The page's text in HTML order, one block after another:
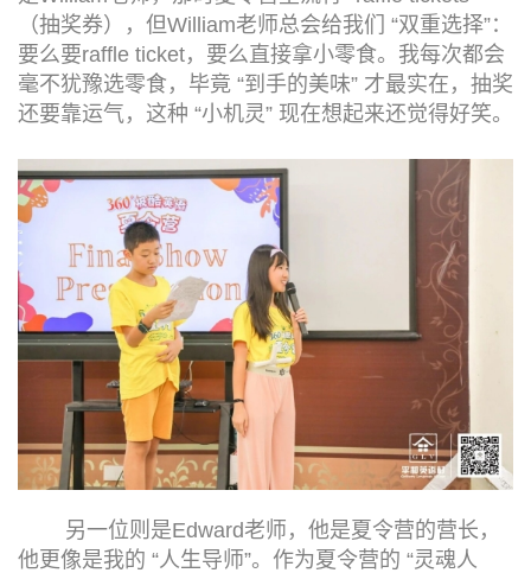
（抽奖券），但William老师总会给我们 “双重选择”：
要么要raffle ticket，要么直接拿小零食。我每次都会
毫不犹豫选零食，毕竟 “到手的美味” 才最实在，抽奖
还要靠运气，这种 “小机灵” 现在想起来还觉得好笑。
另一位则是Edward老师，他是夏令营的营长，
他更像是我的 “人生导师”。作为夏令营的 “灵魂人